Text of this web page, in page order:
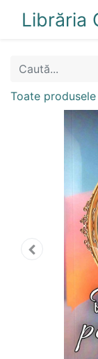
Librăria
Toate produsele